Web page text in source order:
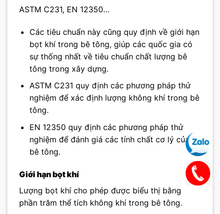
ASTM C231, EN 12350…
Các tiêu chuẩn này cũng quy định về giới hạn
bọt khí trong bê tông, giúp các quốc gia có
sự thống nhất về tiêu chuẩn chất lượng bê
tông trong xây dựng.
ASTM C231 quy định các phương pháp thử
nghiệm để xác định lượng không khí trong bê
tông.
EN 12350 quy định các phương pháp thử
nghiệm để đánh giá các tính chất cơ lý của
bê tông.
Giới hạn bọt khí
Lượng bọt khí cho phép được biểu thị bằng
phần trăm thể tích không khí trong bê tông.